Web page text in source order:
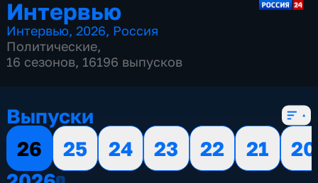
Интервью
Интервью,2026, Россия
Политические,
16 сезонов, 16196 выпусков
Выпуски
26
25 24 23 22 21
20